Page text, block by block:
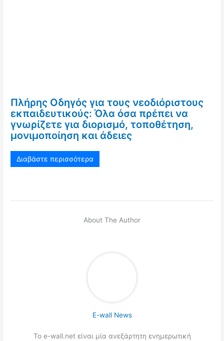
Πλήρης Οδηγός για τους νεοδιόριστους
εκπαιδευτικούς: Όλα όσα πρέπει να
γνωρίζετε για διορισμό, τοποθέτηση,
μονιμοποίηση και άδειες
Διαβάστε περισσότερα
About The Author
E-wall News
Το e-wall.net είναι μία ανεξάρτητη ενημερωτική